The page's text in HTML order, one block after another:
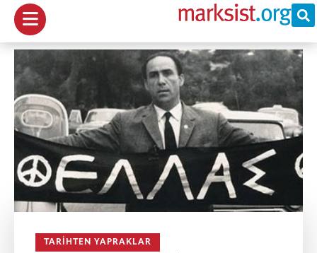
TARIHTEN YAPRAKLAR